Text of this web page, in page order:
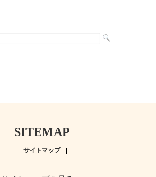
SITEMAP
サイトマップ